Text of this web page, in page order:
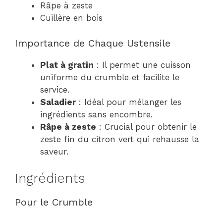
Râpe à zeste
Cuillère en bois
Importance de Chaque Ustensile
Plat à gratin : Il permet une cuisson
uniforme du crumble et facilite le
service.
Saladier: Idéal pour mélanger les
ingrédients sans encombre.
Râpe à zeste : Crucial pour obtenir le
zeste fin du citron vert qui rehausse la
saveur.
Ingrédients
Pour le Crumble